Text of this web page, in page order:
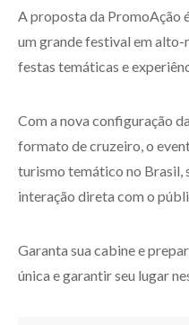
A proposta da PromoAção
um grande festival em alto-
festas temáticas e
Com a nova configuração
formato de cruzeiro, o
turismo temático no Brasil,
interação direta com o
Garanta sua cabine e
única e garantir seu lugar